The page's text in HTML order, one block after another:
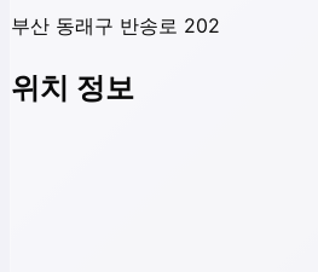
부산 동래구 반송로 202
위치 정보